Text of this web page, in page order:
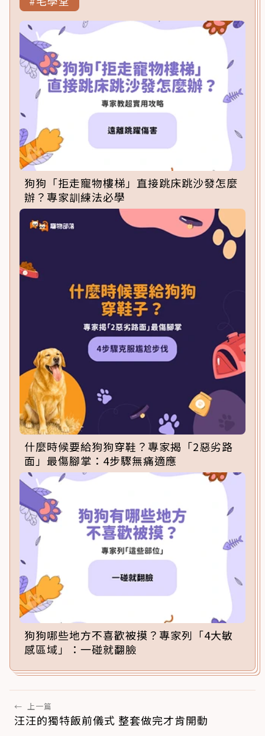
狗狗「拒走寵物樓梯」直接跳床跳沙發怎麼
辦？專家訓練法必學
什麼時候要給狗狗穿鞋？專家揭「2惡劣路
面」最傷腳掌：4步驟無痛適應
狗狗哪些地方不喜歡被摸？專家列「4大敏
感區域」：一碰就翻臉
← 上一篇
汪汪的獨特飯前儀式 整套做完才肯開動